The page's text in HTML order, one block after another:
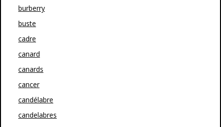
burberry
buste
cadre
canard
canards
cancer
candélabre
candelabres